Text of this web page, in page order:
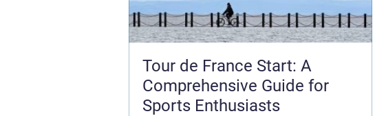
Tour de France Start: A
Comprehensive Guide for
Sports Enthusiasts